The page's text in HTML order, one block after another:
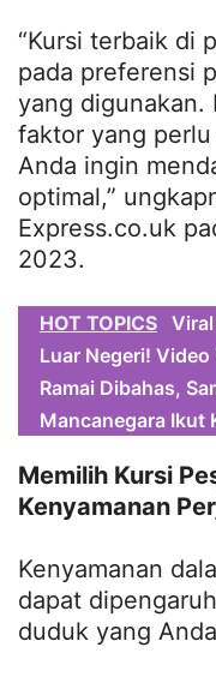
“Kursi terbaik di
pada preferensi
yang digunakan.
faktor yang
Anda ingin
optimal,”
Express.co.uk
2023.
HOT TOPICS
Luar Negeri!
Ramai Dibahas,
Mancanegara Ikut
Memilih Kursi
Kenyamanan
Kenyamanan
dapat
duduk yang